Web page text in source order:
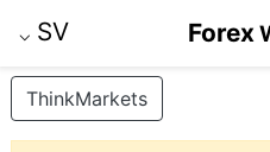
⌵ SV Forex
ThinkMarkets